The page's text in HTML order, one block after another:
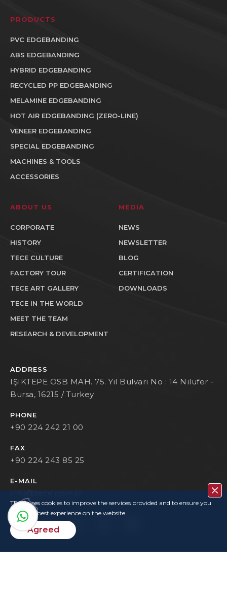
PRODUCTS
PVC EDGEBANDING
ABS EDGEBANDING
HYBRID EDGEBANDING
RECYCLED PP EDGEBANDING
MELAMINE EDGEBANDING
HOT AIR EDGEBANDING (ZERO-LINE)
VENEER EDGEBANDING
SPECIAL EDGEBANDING
MACHINES & TOOLS
ACCESSORIES
ABOUT US
CORPORATE
HISTORY
TECE CULTURE
FACTORY TOUR
TECE ART GALLERY
TECE IN THE WORLD
MEET THE TEAM
RESEARCH & DEVELOPMENT
MEDIA
NEWS
NEWSLETTER
BLOG
CERTIFICATION
DOWNLOADS
ADDRESS
IŞIKTEPE OSB MAH. 75. Yıl Bulvarı No : 14 Nilufer -
Bursa, 16215 / Turkey
PHONE
+90 224 242 21 00
FAX
+90 224 243 85 25
E-MAIL
info@tece.com.tr
TECE uses cookies to improve the services provided and to ensure you
have the best experience on the website.
Agreed